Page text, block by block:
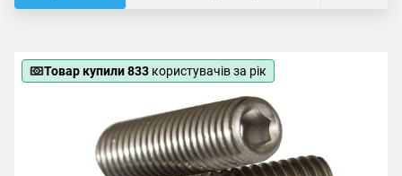
Товар купили 833 користувачів за рік